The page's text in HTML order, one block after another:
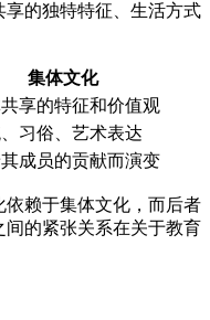
的独特特征、生活方式
集体文化
享的特征和价值观
习俗、艺术表达
成员的贡献而演变
赖于集体文化，而后者
间的紧张关系在关于教育